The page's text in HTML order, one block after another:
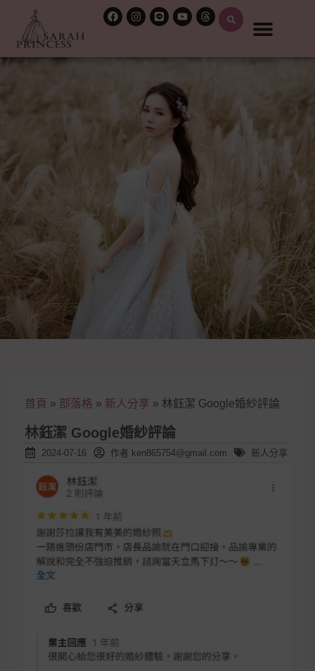
首頁 » 部落格 » 新人分享 » 林鈺潔 Google婚紗評論
林鈺潔 Google婚紗評論
2024-07-16 作者 ken865754@gmail.com 新人分享